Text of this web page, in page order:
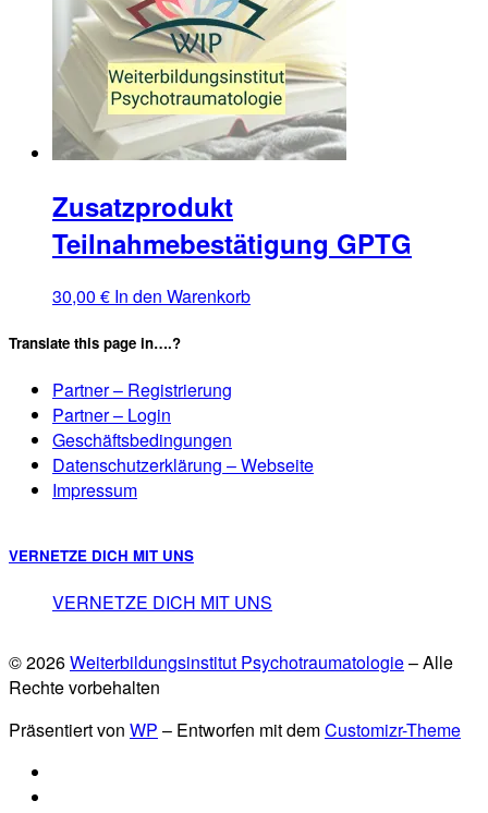
Zusatzprodukt
Teilnahmebestätigung GPTG
30,00 € In den Warenkorb
Translate this page in….?
Partner – Registrierung
Partner – Login
Geschäftsbedingungen
Datenschutzerklärung – Webseite
Impressum
VERNETZE DICH MIT UNS
VERNETZE DICH MIT UNS
© 2026Weiterbildungsinstitut Psychotraumatologie– Alle
Rechte vorbehalten
Präsentiert von WP – Entworfen mit demCustomizr-Theme